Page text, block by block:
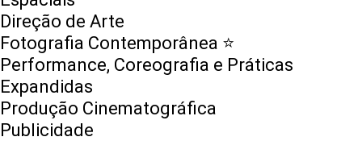
Direção de Arte
Fotografia Contemporânea ⭐️
Performance, Coreografia e Práticas
Expandidas
Produção Cinematográfica
Publicidade